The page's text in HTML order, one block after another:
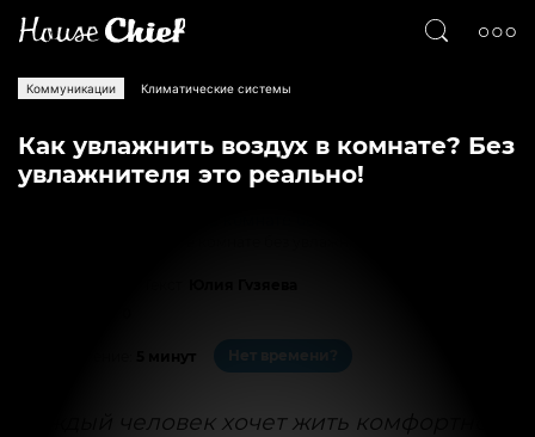
Коммуникации Климатические системы
Как увлажнить воздух в комнате? Без
увлажнителя это реально!
5 минут
Каждый человек хочет жить комфортно,